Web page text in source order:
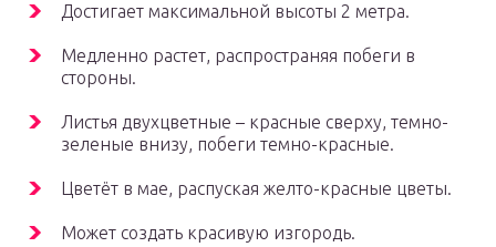
Достигает максимальной высоты 2 метра.
Медленно растет, распространяя побеги в
стороны.
Листья двухцветные – красные сверху, темно-
зеленые внизу, побеги темно-красные.
Цветёт в мае, распуская желто-красные цветы.
Может создать красивую изгородь.